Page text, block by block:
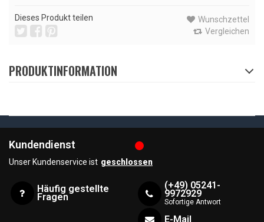
Dieses Produkt teilen
Wunschzettel
Vergleichen
PRODUKTINFORMATION
Kundendienst
Unser Kundenservice ist geschlossen
Häufig gestellte
Fragen
(+49) 05241-
9972929
Sofortige Antwort
E-Mail